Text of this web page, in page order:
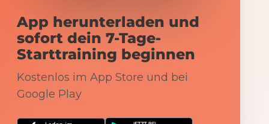
App herunterladen und
sofort dein 7-Tage-
Starttraining beginnen
Kostenlos im App Store und bei
Google Play